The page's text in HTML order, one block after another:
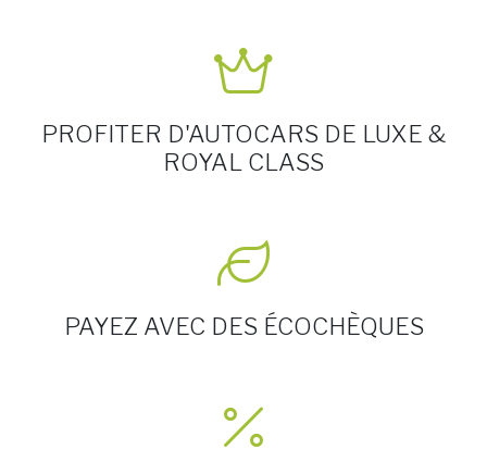
PROFITER D'AUTOCARS DE LUXE &
ROYAL CLASS
PAYEZ AVEC DES ÉCOCHÈQUES